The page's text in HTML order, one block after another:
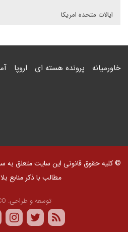
ایالات متحده امریکا
خاورمیانه پرونده هسته ای اروپا
© کلیه حقوق قانونی این سایت متعلق به
مطالب با ذکر منابع
توسعه و طراحی: